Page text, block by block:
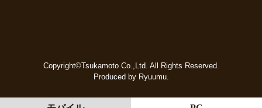
Copyright©Tsukamoto Co.,Ltd. All Rights Reserved.
Produced by Ryuumu.